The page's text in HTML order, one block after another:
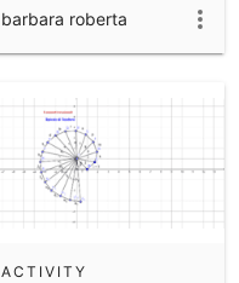
barbara roberta
ACTIVITY